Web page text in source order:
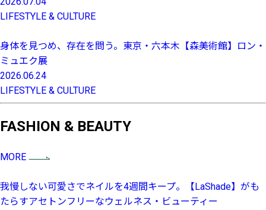
LIFESTYLE & CULTURE
身体を見つめ、存在を問う。東京・六本木【森美術館】ロン・
ミュエク展
2026.06.24
LIFESTYLE & CULTURE
FASHION & BEAUTY
MORE
我慢しない可愛さでネイルを4週間キープ。【LaShade】がも
たらすアセトンフリーなウェルネス・ビューティー